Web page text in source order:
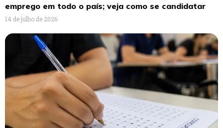
emprego em todo o país; veja como se candidatar
14 de julho de 2026